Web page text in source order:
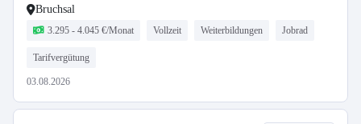
Bruchsal
3.295 - 4.045 €/Monat Vollzeit Weiterbildungen Jobrad
Tarifvergütung
03.08.2026